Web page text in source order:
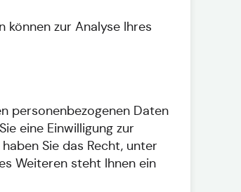
zur Analyse Ihres
personenbezogenen Daten
eine Einwilligung zur
Sie das Recht, unter
Weiteren steht Ihnen ein